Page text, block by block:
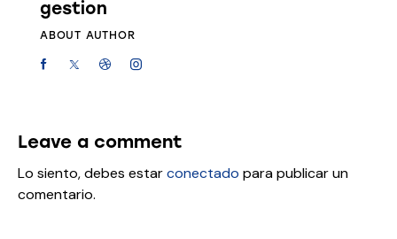
gestion
ABOUT AUTHOR
Leave a comment
Lo siento, debes estarconectado para publicar un
comentario.